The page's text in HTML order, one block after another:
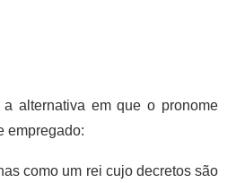
alternativa em que o pronome
empregado:
como um rei cujo decretos são